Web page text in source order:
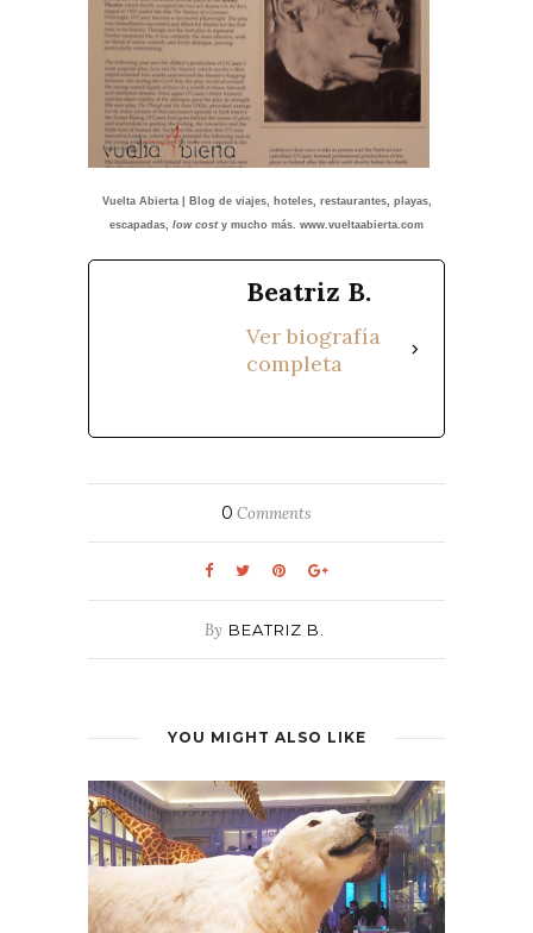
Vuelta Abierta | Blog de viajes, hoteles, restaurantes, playas,
escapadas, low costy mucho más. www.vueltaabierta.com
Beatriz B.
Ver biografía
completa
0 Comments
By BEATRIZ B.
YOU MIGHT ALSO LIKE